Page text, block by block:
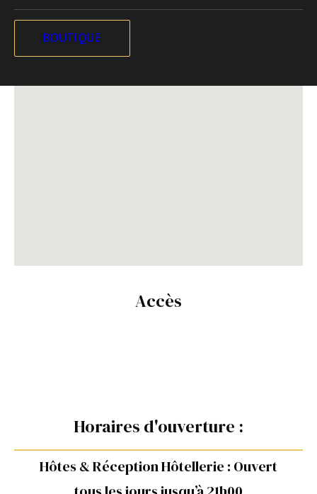
BOUTIQUE
Accès
Horaires d'ouverture :
Hôtes & Réception Hôtellerie : Ouvert